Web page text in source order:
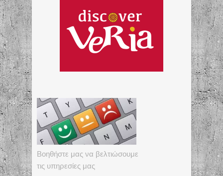
Βοηθήστε μας να βελτιώσουμε
τις υπηρεσίες μας